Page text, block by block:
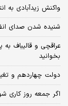
واکنش زیدآبادی به
شنیده شدن صدای
عراقچی و قالیباف
بخوانید
دولت چهاردهم و
اگر جمعه روز کاری